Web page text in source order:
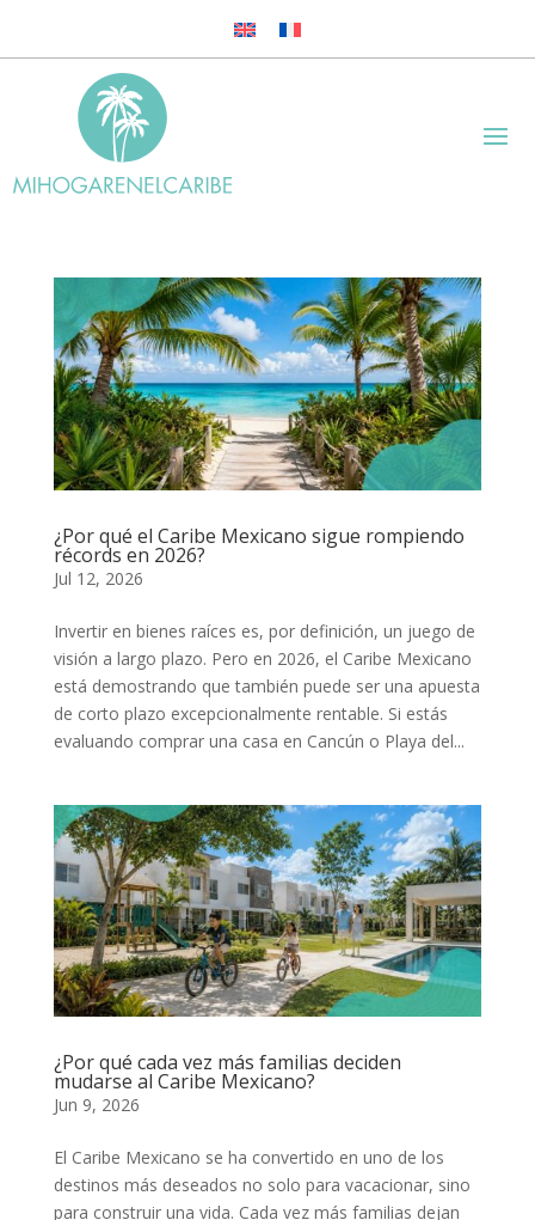
¿Por qué el Caribe Mexicano sigue rompiendo
récords en 2026?
Jul 12, 2026
Invertir en bienes raíces es, por definición, un juego de
visión a largo plazo. Pero en 2026, el Caribe Mexicano
está demostrando que también puede ser una apuesta
de corto plazo excepcionalmente rentable. Si estás
evaluando comprar una casa en Cancún o Playa del...
¿Por qué cada vez más familias deciden
mudarse al Caribe Mexicano?
Jun 9, 2026
El Caribe Mexicano se ha convertido en uno de los
destinos más deseados no solo para vacacionar, sino
para construir una vida. Cada vez más familias dejan